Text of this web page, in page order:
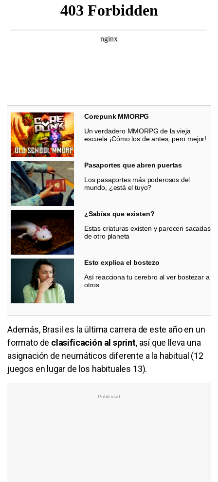
Corepunk MMORPG
Un verdadero MMORPG de la vieja
escuela ¡Cómo los de antes, pero mejor!
Pasaportes que abren puertas
Los pasaportes más poderosos del
mundo, ¿está el tuyo?
¿Sabías que existen?
Estas criaturas existen y parecen sacadas
de otro planeta
Esto explica el bostezo
Así reacciona tu cerebro al ver bostezar a
otros
Además, Brasil es la última carrera de este año en un
formato de clasificación al sprint, así que lleva una
asignación de neumáticos diferente a la habitual (12
juegos en lugar de los habituales 13).